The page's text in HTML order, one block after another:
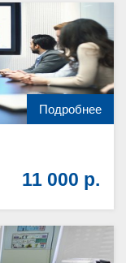
Подробнее
11 000